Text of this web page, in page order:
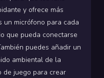
y ofrece más
un micrófono para cada
que pueda conectarse
puedes añadir un
ambiental de la
de juego para crear